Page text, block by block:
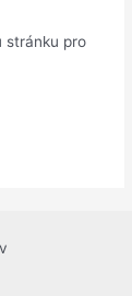
stránku pro